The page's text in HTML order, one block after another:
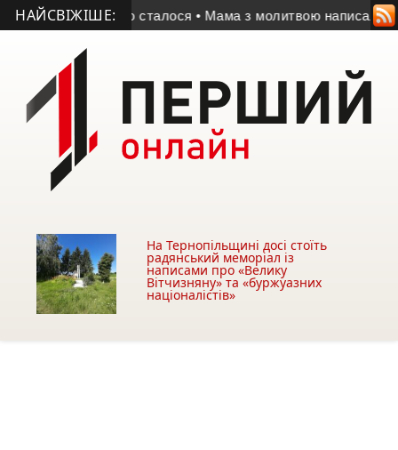
НАЙСВІЖІШЕ:
що сталося • Мама з молитвою написала ікону для
На Тернопільщині досі стоїть
радянський меморіал із
написами про «Велику
Вітчизняну» та «буржуазних
націоналістів»